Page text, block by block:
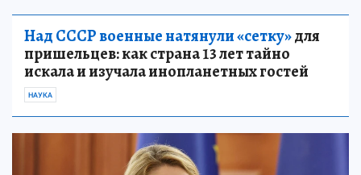
Над СССР военные натянули «сетку»для
пришельцев: как страна 13 лет тайно
искала и изучала инопланетных гостей
НАУКА